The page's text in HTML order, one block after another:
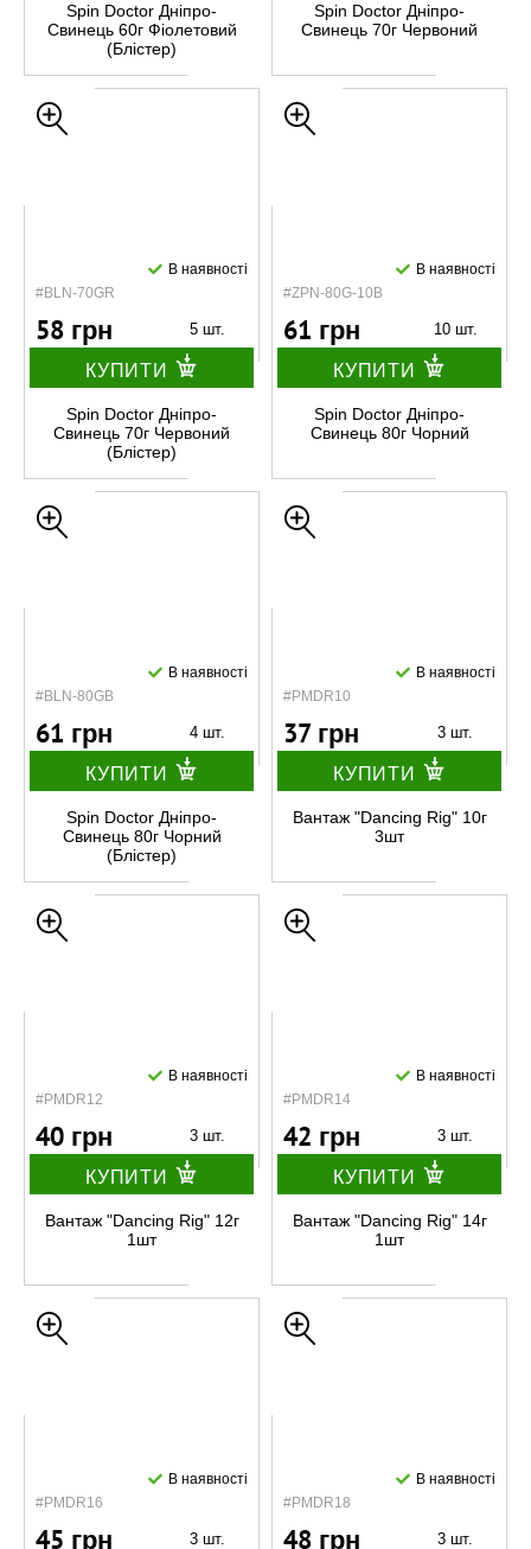
Spin Doctor Дніпро-
Свинець 60г Фіолетовий
(Блістер)
Spin Doctor Дніпро-
Свинець 70г Червоний
#BLN-70GR
В наявності
58 грн 5 шт.
КУПИТИ
Spin Doctor Дніпро-
Свинець 70г Червоний
(Блістер)
#ZPN-80G-10B
В наявності
61 грн 10 шт.
КУПИТИ
Spin Doctor Дніпро-
Свинець 80г Чорний
#BLN-80GB
В наявності
61 грн 4 шт.
КУПИТИ
Spin Doctor Дніпро-
Свинець 80г Чорний
(Блістер)
#PMDR10
В наявності
37 грн 3 шт.
КУПИТИ
Вантаж "Dancing Rig" 10г
3шт
#PMDR12
В наявності
40 грн 3 шт.
КУПИТИ
Вантаж "Dancing Rig" 12г
1шт
#PMDR14
В наявності
42 грн 3 шт.
КУПИТИ
Вантаж "Dancing Rig" 14г
1шт
#PMDR16
В наявності
45 грн 3 шт.
#PMDR18
В наявності
48 грн 3 шт.